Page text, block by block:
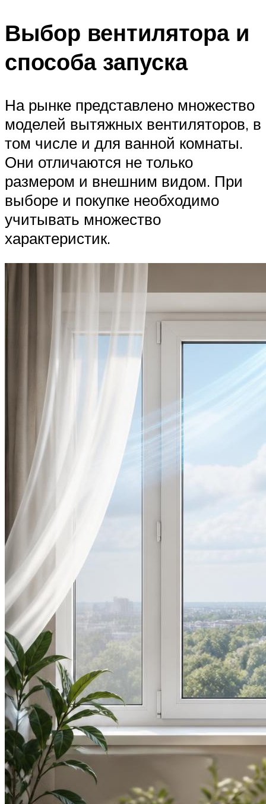
Выбор вентилятора и
способа запуска
На рынке представлено множество
моделей вытяжных вентиляторов, в
том числе и для ванной комнаты.
Они отличаются не только
размером и внешним видом. При
выборе и покупке необходимо
учитывать множество
характеристик.